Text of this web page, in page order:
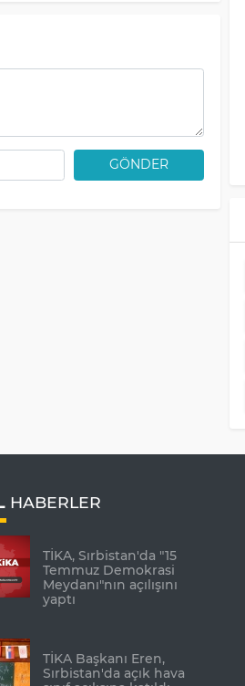
GÖNDER
HABERLER
TİKA, Sırbistan'da "15
Temmuz Demokrasi
Meydanı"nın açılışını
yaptı
TİKA Başkanı Eren,
Sırbistan'da açık hava